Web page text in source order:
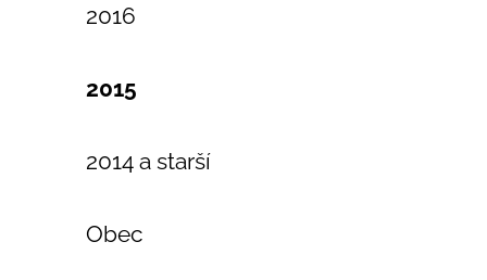
2016
2015
2014 a starší
Obec